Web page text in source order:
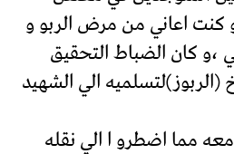
اعاني من مرض الربو و
كان الضباط التحقيق
الي الشهيد
معه مما اضطرو ا الي نقله